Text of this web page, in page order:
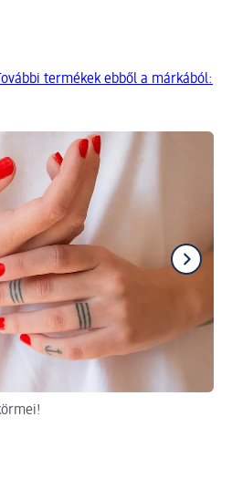
További termékek ebből a márkából: